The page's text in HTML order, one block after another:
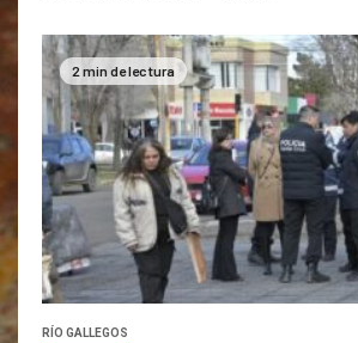
2 min de lectura
RÍO GALLEGOS